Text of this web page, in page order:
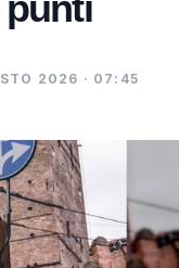
2026 · 07:45